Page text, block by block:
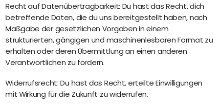
Recht auf Datenübertragbarkeit: Du hast das Recht, dich
betreffende Daten, die du uns bereitgestellt haben, nach
Maßgabe der gesetzlichen Vorgaben in einem
strukturierten, gängigen und maschinenlesbaren Format zu
erhalten oder deren Übermittlung an einen anderen
Verantwortlichen zu fordern.
Widerrufsrecht: Du hast das Recht, erteilte Einwilligungen
mit Wirkung für die Zukunft zu widerrufen.